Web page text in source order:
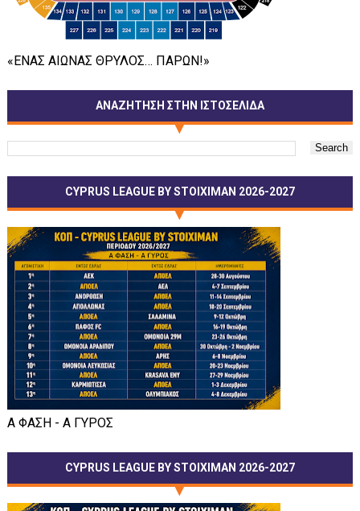
«ΕΝΑΣ ΑΙΩΝΑΣ ΘΡΥΛΟΣ… ΠΑΡΩΝ!»
ΑΝΑΖΗΤΗΣΗ ΣΤΗΝ ΙΣΤΟΣΕΛΙΔΑ
CYPRUS LEAGUE BY STOIXIMAN 2026-2027
Α ΦΑΣΗ - Α ΓΥΡΟΣ
CYPRUS LEAGUE BY STOIXIMAN 2026-2027